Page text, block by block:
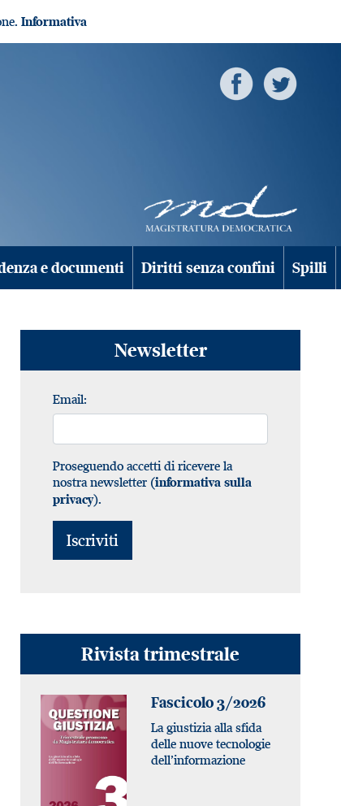
Informativa
e documenti Diritti senza confini Spilli
Newsletter
Email:
Proseguendo accetti di ricevere la
nostra newsletter (informativa sulla
privacy).
Rivista trimestrale
Fascicolo 3/2026
La giustizia alla sfida
delle nuove tecnologie
dell’informazione